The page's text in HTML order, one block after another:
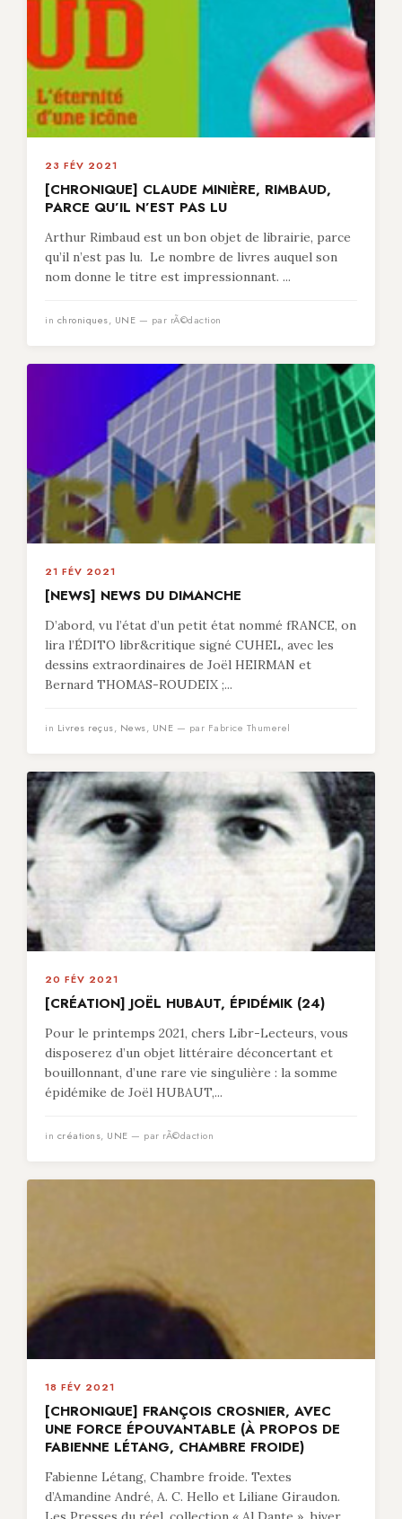
23 FÉV 2021
[CHRONIQUE] CLAUDE MINIÈRE, RIMBAUD,
PARCE QU’IL N’EST PAS LU
Arthur Rimbaud est un bon objet de librairie, parce
qu’il n’est pas lu. Le nombre de livres auquel son
nom donne le titre est impressionnant. ...
in chroniques, UNE — par rÃ©daction
21 FÉV 2021
[NEWS] NEWS DU DIMANCHE
D’abord, vu l’état d’un petit état nommé fRANCE, on
lira l’ÉDITO libr&critique signé CUHEL, avec les
dessins extraordinaires de Joël HEIRMAN et
Bernard THOMAS-ROUDEIX ;...
in Livres reçus, News, UNE — par Fabrice Thumerel
20 FÉV 2021
[CRÉATION] JOËL HUBAUT, ÉPIDÉMIK (24)
Pour le printemps 2021, chers Libr-Lecteurs, vous
disposerez d’un objet littéraire déconcertant et
bouillonnant, d’une rare vie singulière : la somme
épidémike de Joël HUBAUT,...
in créations, UNE — par rÃ©daction
18 FÉV 2021
[CHRONIQUE] FRANÇOIS CROSNIER, AVEC
UNE FORCE ÉPOUVANTABLE (À PROPOS DE
FABIENNE LÉTANG, CHAMBRE FROIDE)
Fabienne Létang, Chambre froide. Textes
d’Amandine André, A. C. Hello et Liliane Giraudon.